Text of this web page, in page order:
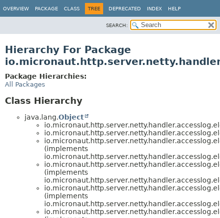
OVERVIEW PACKAGE CLASS TREE DEPRECATED INDEX HELP
SEARCH:
Hierarchy For Package
Package Hierarchies:
All Packages
Class Hierarchy
java.lang.Object
(implements
(implements
(implements